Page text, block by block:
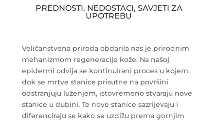
PREDNOSTI, NEDOSTACI, SAVJETI ZA
UPOTREBU
Veličanstvena priroda obdarila nas je prirodnim
mehanizmom regeneracije kože. Na našoj
epidermi odvija se kontinuirani proces u kojem,
dok se mrtve stanice prisutne na površini
odstranjuju luženjem, istovremeno stvaraju nove
stanice u dubini. Te nove stanice sazrijevaju i
diferenciraju se kako se uzdižu prema gornjim